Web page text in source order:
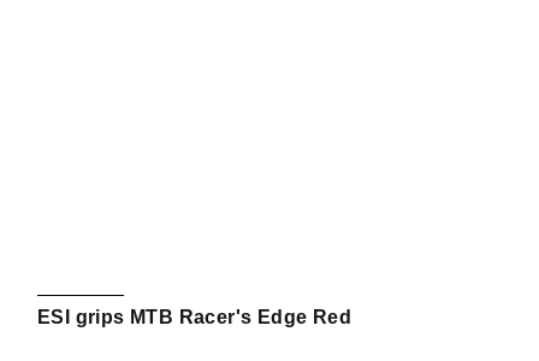
ESI grips MTB Racer's Edge Red